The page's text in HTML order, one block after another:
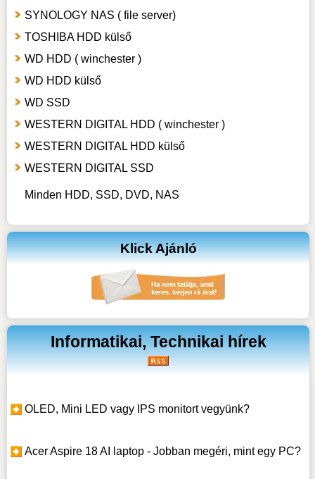
SYNOLOGY NAS ( file server)
TOSHIBA HDD külső
WD HDD ( winchester )
WD HDD külső
WD SSD
WESTERN DIGITAL HDD ( winchester )
WESTERN DIGITAL HDD külső
WESTERN DIGITAL SSD
Minden HDD, SSD, DVD, NAS
Klick Ajánló
Informatikai, Technikai hírek
OLED, Mini LED vagy IPS monitort vegyünk?
Acer Aspire 18 AI laptop - Jobban megéri, mint egy PC?